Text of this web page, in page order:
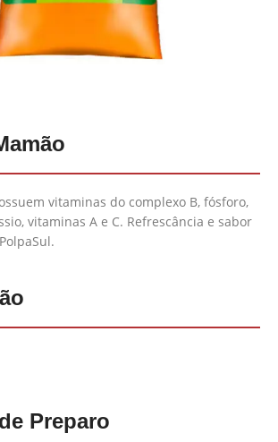
vitaminas do complexo B, fósforo,
vitaminas A e C. Refrescância e sabor
Preparo